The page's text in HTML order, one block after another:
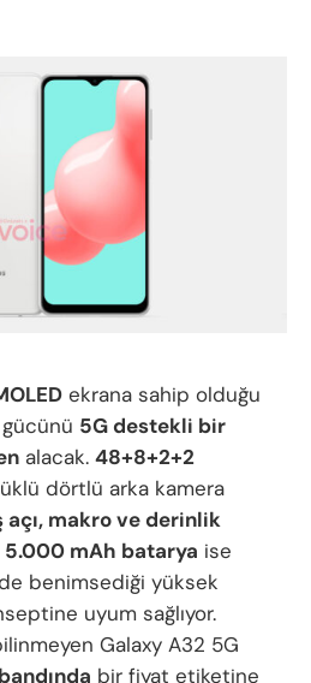
ekrana sahip olduğu
5G destekli bir
alacak. 48+8+2+2
dörtlü arka kamera
açı, makro ve derinlik
5.000 mAh batarya ise
benimsediği yüksek
uyum sağlıyor.
Galaxy A32 5G
bir fiyat etiketine